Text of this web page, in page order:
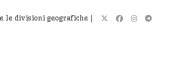
le divisioni geografiche |